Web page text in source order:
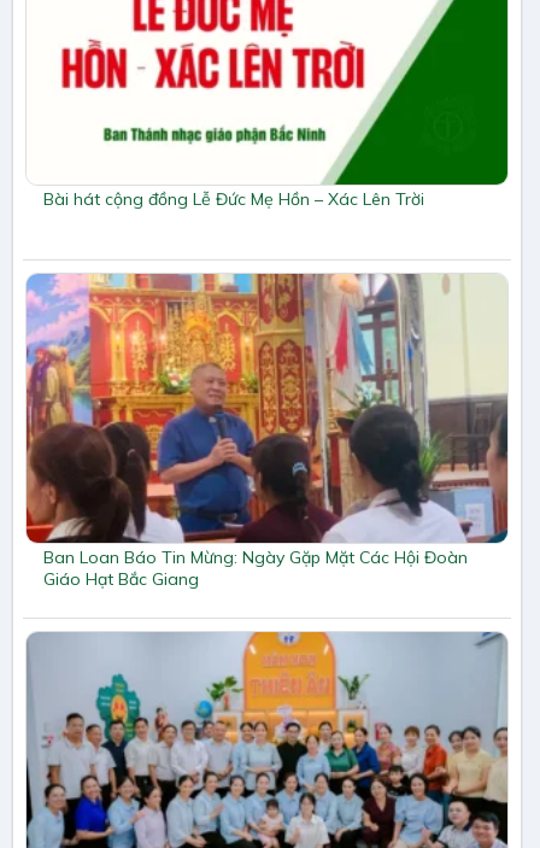
Bài hát cộng đồng Lễ Đức Mẹ Hồn – Xác Lên Trời
Ban Loan Báo Tin Mừng: Ngày Gặp Mặt Các Hội Đoàn
Giáo Hạt Bắc Giang